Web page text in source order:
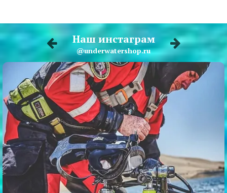
Наш инстаграм
@underwatershop.ru